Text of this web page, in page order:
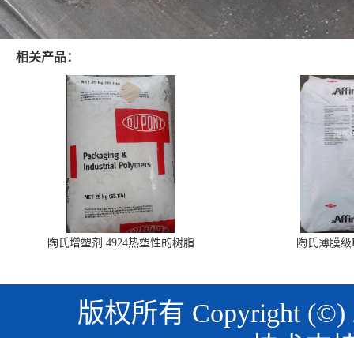
相关产品：
陶氏增塑剂 4924热塑性的树脂 陶氏薄膜级
版权所有 Copyright